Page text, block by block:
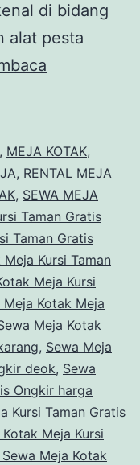
di bidang
alat pesta
Meja
Kursi
Taman
Gratis
Ongkir
Area
Cikarang
, MEJA KOTAK,
, RENTAL MEJA
, SEWA MEJA
Taman Gratis
Taman Gratis
Kursi Taman
Meja Kursi
Meja Kotak Meja
Meja Kotak
, Sewa Meja
deok, Sewa
Ongkir harga
Kursi Taman Gratis
Meja Kursi
Meja Kotak